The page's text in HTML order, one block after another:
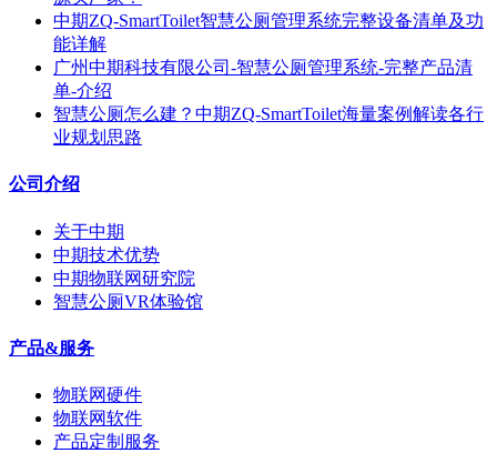
中期ZQ-SmartToilet智慧公厕管理系统完整设备清单及功
能详解
广州中期科技有限公司-智慧公厕管理系统-完整产品清
单-介绍
智慧公厕怎么建？中期ZQ-SmartToilet海量案例解读各行
业规划思路
公司介绍
关于中期
中期技术优势
中期物联网研究院
智慧公厕VR体验馆
产品&服务
物联网硬件
物联网软件
产品定制服务